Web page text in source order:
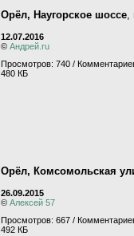
Орёл, Наугорское шоссе,
12.07.2016
© Андрей.ru
Просмотров: 740 /
480 КБ
Орёл, Комсомольская
26.09.2015
© Алексей 57
Просмотров: 667 /
492 КБ